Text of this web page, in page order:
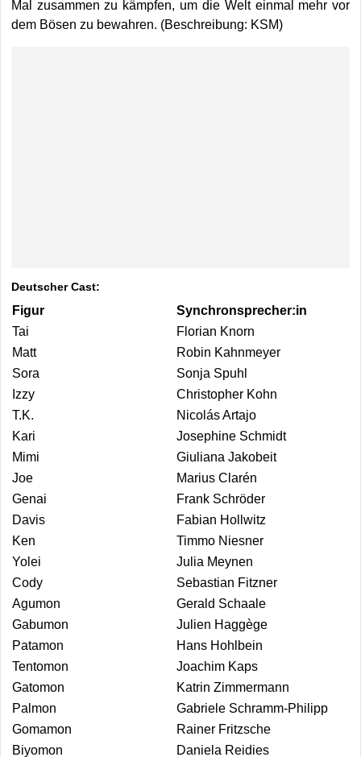
Mal zusammen zu kämpfen, um die Welt einmal mehr vor
dem Bösen zu bewahren. (Beschreibung: KSM)
Deutscher Cast:
Figur
Synchronsprecher:in
Tai
Florian Knorn
Matt
Robin Kahnmeyer
Sora
Sonja Spuhl
Izzy
Christopher Kohn
T.K.
Nicolás Artajo
Kari
Josephine Schmidt
Mimi
Giuliana Jakobeit
Joe
Marius Clarén
Genai
Frank Schröder
Davis
Fabian Hollwitz
Ken
Timmo Niesner
Yolei
Julia Meynen
Cody
Sebastian Fitzner
Agumon
Gerald Schaale
Gabumon
Julien Haggège
Patamon
Hans Hohlbein
Tentomon
Joachim Kaps
Gatomon
Katrin Zimmermann
Palmon
Gabriele Schramm-Philipp
Gomamon
Rainer Fritzsche
Biyomon
Daniela Reidies